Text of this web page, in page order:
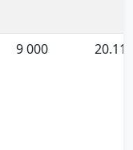
9 000